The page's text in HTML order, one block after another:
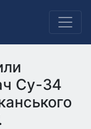
Су-34